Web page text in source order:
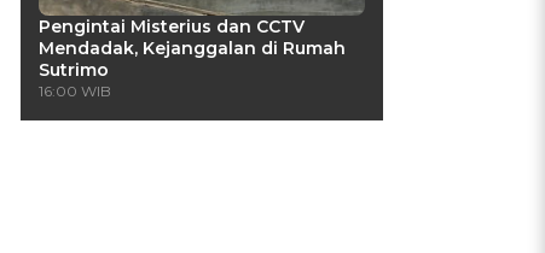
Pengintai Misterius dan CCTV
Mendadak, Kejanggalan di Rumah
Sutrimo
16:00 WIB